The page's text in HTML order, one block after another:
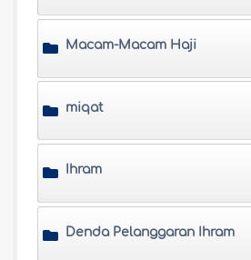
Macam-Macam Haji
miqat
Ihram
Denda Pelanggaran Ihram